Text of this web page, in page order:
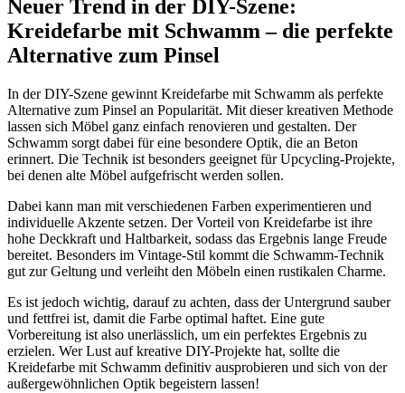
Neuer Trend in der DIY-Szene:
Kreidefarbe mit Schwamm – die perfekte
Alternative zum Pinsel
In der DIY-Szene gewinnt Kreidefarbe mit Schwamm als perfekte
Alternative zum Pinsel an Popularität. Mit dieser kreativen Methode
lassen sich Möbel ganz einfach renovieren und gestalten. Der
Schwamm sorgt dabei für eine besondere Optik, die an Beton
erinnert. Die Technik ist besonders geeignet für Upcycling-Projekte,
bei denen alte Möbel aufgefrischt werden sollen.
Dabei kann man mit verschiedenen Farben experimentieren und
individuelle Akzente setzen. Der Vorteil von Kreidefarbe ist ihre
hohe Deckkraft und Haltbarkeit, sodass das Ergebnis lange Freude
bereitet. Besonders im Vintage-Stil kommt die Schwamm-Technik
gut zur Geltung und verleiht den Möbeln einen rustikalen Charme.
Es ist jedoch wichtig, darauf zu achten, dass der Untergrund sauber
und fettfrei ist, damit die Farbe optimal haftet. Eine gute
Vorbereitung ist also unerlässlich, um ein perfektes Ergebnis zu
erzielen. Wer Lust auf kreative DIY-Projekte hat, sollte die
Kreidefarbe mit Schwamm definitiv ausprobieren und sich von der
außergewöhnlichen Optik begeistern lassen!